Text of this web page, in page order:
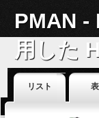
PMAN -
用した
年3月.
Detail of a work
リスト